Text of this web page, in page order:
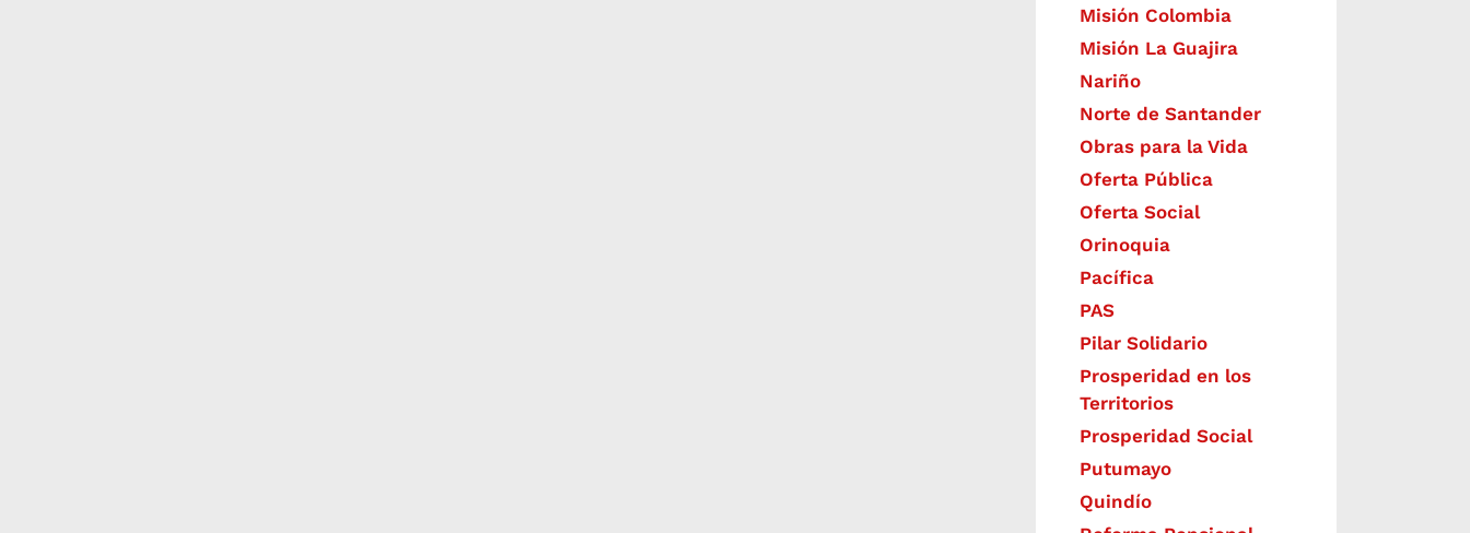
Misión Colombia
Misión La Guajira
Nariño
Norte de Santander
Obras para la Vida
Oferta Pública
Oferta Social​​
Orinoquia
Pacífica
PAS
Pilar Solidario
Prosperidad en los
Territorios
Prosperidad Social
Putumayo
Quindío